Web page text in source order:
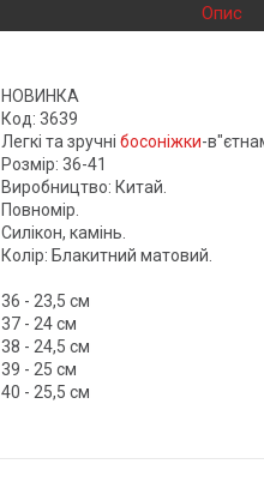
Опис
НОВИНКА
Код: 3639
Легкі та зручні босоніжки-
Розмір: 36-41
Виробництво: Китай.
Повномір.
Силікон, камінь.
Колір: Блакитний матовий.
36 - 23,5 см
37 - 24 см
38 - 24,5 см
39 - 25 см
40 - 25,5 см